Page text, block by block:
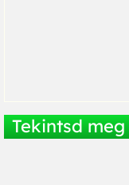
Tekintsd meg